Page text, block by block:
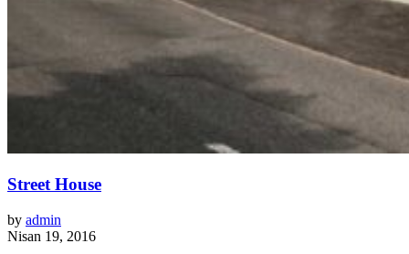
Street House
by admin
Nisan 19, 2016